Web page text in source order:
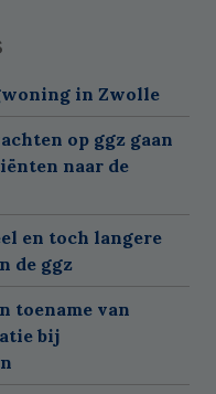
in Zwolle
op ggz gaan
naar de
en toch langere
de ggz
toename van
bij